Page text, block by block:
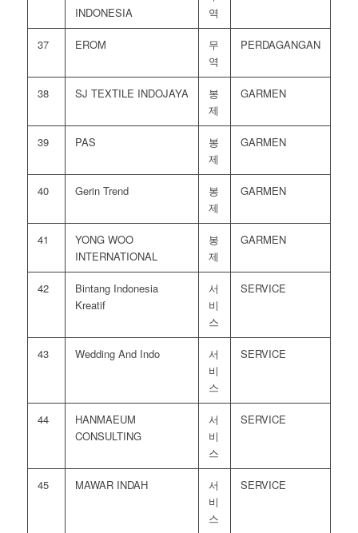
INDONESIA
역
37 EROM
무
역
PERDAGANGAN
38 SJ TEXTILE INDOJAYA
봉
제
GARMEN
39 PAS
봉
제
GARMEN
40 Gerin Trend
봉
제
GARMEN
41
YONG WOO
INTERNATIONAL
봉
제
GARMEN
42
Bintang Indonesia
Kreatif
서
비
스
SERVICE
43 Wedding And Indo
서
비
스
SERVICE
44
HANMAEUM
CONSULTING
서
비
스
SERVICE
45 MAWAR INDAH
서
비
스
SERVICE